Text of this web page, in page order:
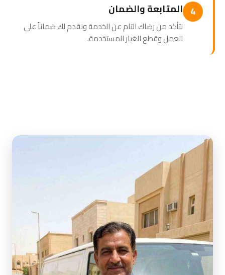
4 المتابعة والضمان
نتأكد من رضاك التام عن الخدمة ونقدم لك ضماناً على
العمل وقطع الغيار المستخدمة.